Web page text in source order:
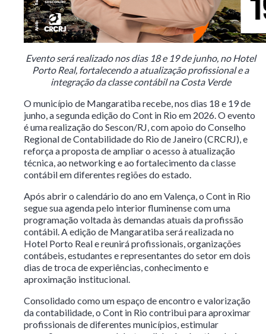
Evento será realizado nos dias 18 e 19 de junho, no Hotel
Porto Real, fortalecendo a atualização profissional e a
integração da classe contábil na Costa Verde
O município de Mangaratiba recebe, nos dias 18 e 19 de
junho, a segunda edição do Cont in Rio em 2026. O evento
é uma realização do Sescon/RJ, com apoio do Conselho
Regional de Contabilidade do Rio de Janeiro (CRCRJ), e
reforça a proposta de ampliar o acesso à atualização
técnica, ao networking e ao fortalecimento da classe
contábil em diferentes regiões do estado.
Após abrir o calendário do ano em Valença, o Cont in Rio
segue sua agenda pelo interior fluminense com uma
programação voltada às demandas atuais da profissão
contábil. A edição de Mangaratiba será realizada no
Hotel Porto Real e reunirá profissionais, organizações
contábeis, estudantes e representantes do setor em dois
dias de troca de experiências, conhecimento e
aproximação institucional.
Consolidado como um espaço de encontro e valorização
da contabilidade, o Cont in Rio contribui para aproximar
profissionais de diferentes municípios, estimular